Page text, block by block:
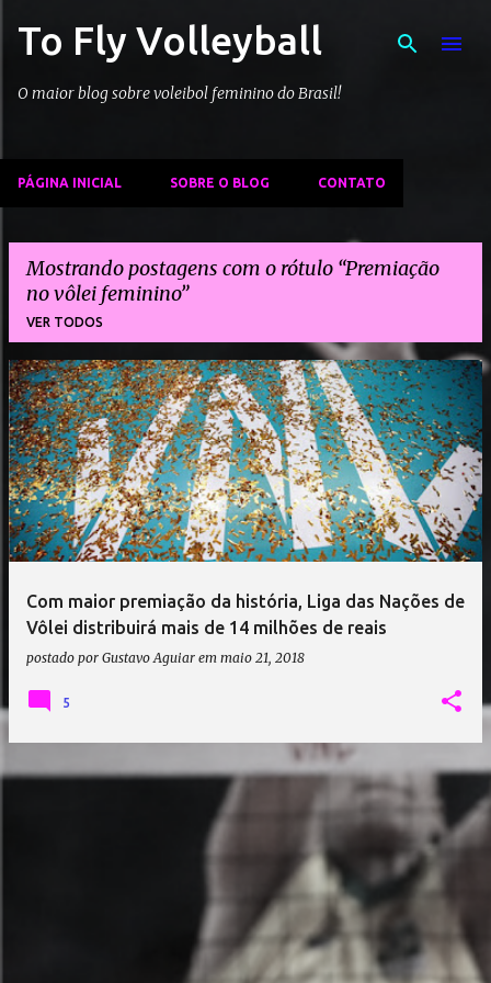
Pular para o conteúdo principal
To Fly Volleyball
O maior blog sobre voleibol feminino do Brasil!
PÁGINA INICIAL SOBRE O BLOG CONTATO
Mostrando postagens com o rótulo Premiação
no vôlei feminino
VER TODOS
P
o
s
t
a
g
Com maior premiação da história, Liga das Nações de
Vôlei distribuirá mais de 14 milhões de reais
postado por Gustavo Aguiar em maio 21, 2018
5